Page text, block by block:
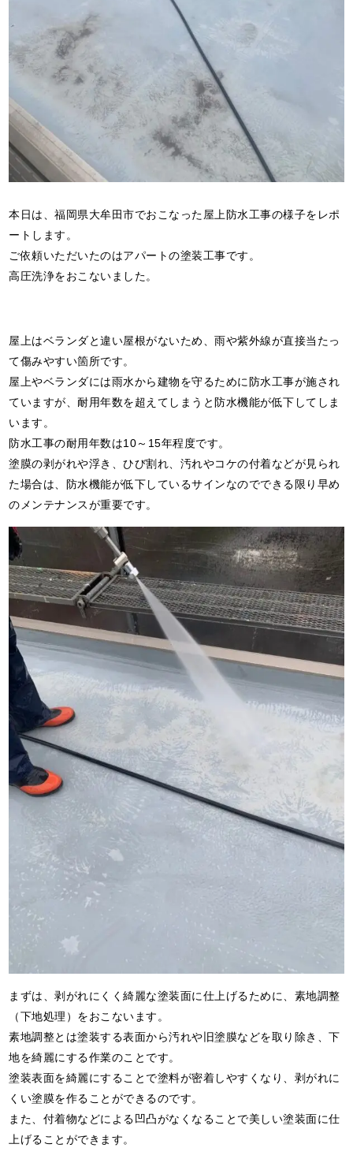
本日は、福岡県大牟田市でおこなった屋上防水工事の様子をレポ
ートします。
ご依頼いただいたのはアパートの塗装工事です。
高圧洗浄をおこないました。
屋上はベランダと違い屋根がないため、雨や紫外線が直接当たっ
て傷みやすい箇所です。
屋上やベランダには雨水から建物を守るために防水工事が施され
ていますが、耐用年数を超えてしまうと防水機能が低下してしま
います。
防水工事の耐用年数は10～15年程度です。
塗膜の剥がれや浮き、ひび割れ、汚れやコケの付着などが見られ
た場合は、防水機能が低下しているサインなのでできる限り早め
のメンテナンスが重要です。
まずは、剥がれにくく綺麗な塗装面に仕上げるために、素地調整
（下地処理）をおこないます。
素地調整とは塗装する表面から汚れや旧塗膜などを取り除き、下
地を綺麗にする作業のことです。
塗装表面を綺麗にすることで塗料が密着しやすくなり、剥がれに
くい塗膜を作ることができるのです。
また、付着物などによる凹凸がなくなることで美しい塗装面に仕
上げることができます。